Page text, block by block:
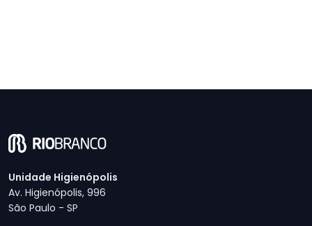
Unidade Higienópolis
Av. Higienópolis, 996
São Paulo - SP